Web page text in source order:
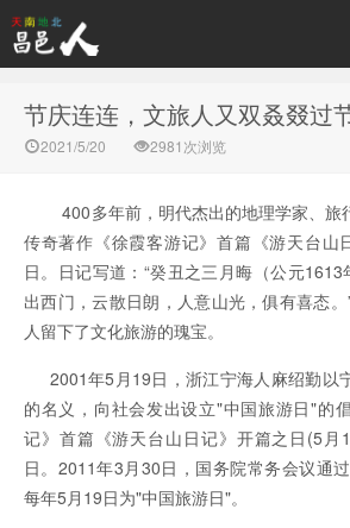
节庆连连，文旅人又双叒叕过
2021/5/20 2981次浏览
400多年前，明代杰出的地理学家、旅
传奇著作《徐霞客游记》首篇《游天台山
日。日记写道：“癸丑之三月晦（公元
出西门，云散日朗，人意山光，俱有喜态
人留下了文化旅游的瑰宝。
2001年5月19日，浙江宁海人麻绍勤以
的名义，向社会发出设立"中国旅游日"的
记》首篇《游天台山日记》开篇之日(5月
日。2011年3月30日，国务院常务会议通
每年5月19日为"中国旅游日"。